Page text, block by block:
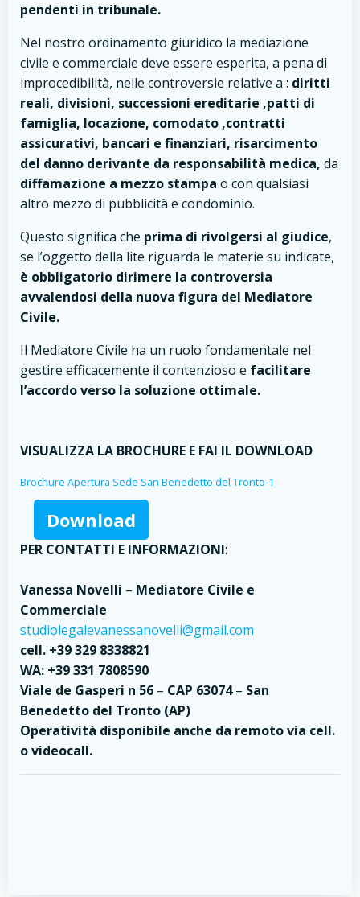
pendenti in tribunale.
Nel nostro ordinamento giuridico la mediazione
civile e commerciale deve essere esperita, a pena di
improcedibilità, nelle controversie relative a : diritti
reali, divisioni, successioni ereditarie ,patti di
famiglia, locazione, comodato ,contratti
assicurativi, bancari e finanziari, risarcimento
del danno derivante da responsabilità medica, da
diffamazione a mezzo stampa o con qualsiasi
altro mezzo di pubblicità e condominio.
Questo significa che prima di rivolgersi al giudice,
se l’oggetto della lite riguarda le materie su indicate,
è obbligatorio dirimere la controversia
avvalendosi della nuova figura del Mediatore
Civile.
Il Mediatore Civile ha un ruolo fondamentale nel
gestire efficacemente il contenzioso e facilitare
l’accordo verso la soluzione ottimale.
VISUALIZZA LA BROCHURE E FAI IL DOWNLOAD
Brochure Apertura Sede San Benedetto del Tronto-1
Download
PER CONTATTI E INFORMAZIONI:
Vanessa Novelli – Mediatore Civile e
Commerciale
studiolegalevanessanovelli@gmail.com
cell. +39 329 8338821
WA: +39 331 7808590
Viale de Gasperi n 56 – CAP 63074– San
Benedetto del Tronto (AP)
Operatività disponibile anche da remoto via cell.
o videocall.